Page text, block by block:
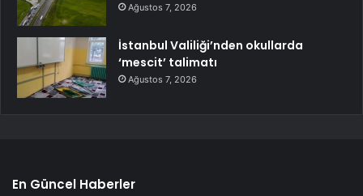
Ağustos 7, 2026
İstanbul Valiliği’nden okullarda
‘mescit’ talimatı
Ağustos 7, 2026
En Güncel Haberler